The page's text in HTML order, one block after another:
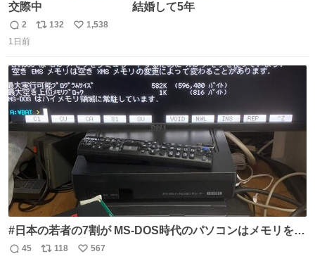
交際中 結婚して5年
返
信
2
リ
ト
数
132
い
数
1,538
1日前
#日本の若者の7割が MS-DOS時代のパソコンはメモリをい
くら増設しても、基本的に640～768KBまでしか使用でき
返
45
リ
118
い
567